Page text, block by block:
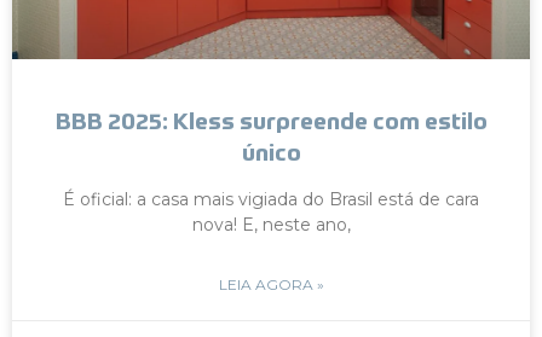
BBB 2025: Kless surpreende com estilo
único
É oficial: a casa mais vigiada do Brasil está de cara
nova! E, neste ano,
LEIA AGORA »